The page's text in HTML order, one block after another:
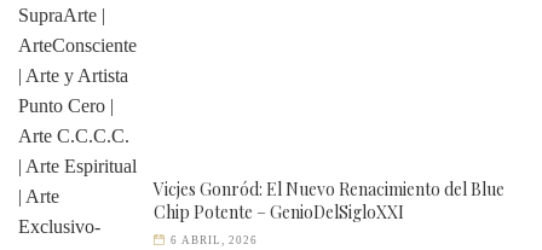
Vicjes Gonród: El Nuevo Renacimiento del Blue
Chip Potente – GenioDelSigloXXI
6 ABRIL, 2026